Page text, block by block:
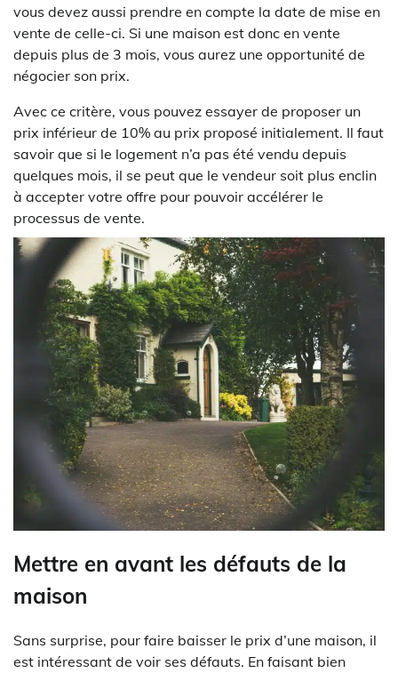
vous devez aussi prendre en compte la date de mise en
vente de celle-ci. Si une maison est donc en vente
depuis plus de 3 mois, vous aurez une opportunité de
négocier son prix.
Avec ce critère, vous pouvez essayer de proposer un
prix inférieur de 10% au prix proposé initialement. Il faut
savoir que si le logement n’a pas été vendu depuis
quelques mois, il se peut que le vendeur soit plus enclin
à accepter votre offre pour pouvoir accélérer le
processus de vente.
Mettre en avant les défauts de la
maison
Sans surprise, pour faire baisser le prix d’une maison, il
est intéressant de voir ses défauts. En faisant bien